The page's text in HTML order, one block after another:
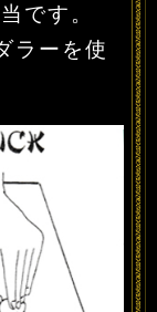
です。
ラーを使